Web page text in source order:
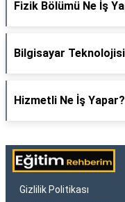
Fizik Bölümü Ne İş
Bilgisayar
Hizmetli Ne İş
Gizlilik Politikası